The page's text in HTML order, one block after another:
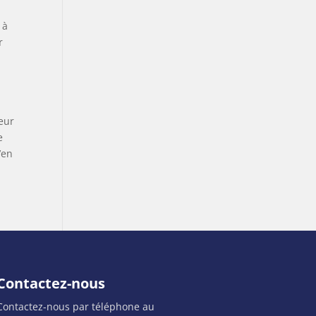
nous
nous par téléphone au